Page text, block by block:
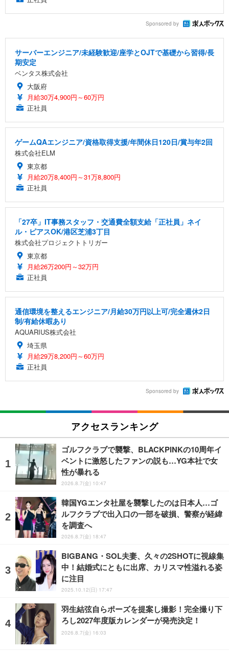
Sponsored by
サーバーエンジニア/未経験歓迎/座学とOJTで基礎から習得/長
期安定
ベンタス株式会社
大阪府
月給30万4,900円～60万円
正社員
ゲームQAエンジニア/資格取得支援/年間休日120日/賞与年2回
株式会社ELM
東京都
月給20万8,400円～31万8,800円
正社員
「27卒」IT事務スタッフ・交通費全額支給「正社員」ネイ
ル・ピアスOK/港区芝浦3丁目
株式会社プロジェクトトリガー
東京都
月給26万200円～32万円
正社員
通信環境を整えるエンジニア/月給30万円以上可/完全週休2日
制/有給休暇あり
AQUARIUS株式会社
埼玉県
月給29万8,200円～60万円
正社員
Sponsored by
アクセスランキング
ゴルフクラブで襲撃、BLACKPINKの10周年イ
ベントに激怒したファンの説も…YG本社で女
性が暴れる
2026.8.7(金) 10:47
韓国YGエンタ社屋を襲撃したのは日本人…ゴ
ルフクラブで出入口の一部を破損、警察が経緯
を調査へ
2026.8.7(金) 18:47
BIGBANG・SOL夫妻、久々の2SHOTに視線集
中！結婚式にともに出席、カリスマ性溢れる姿
に注目
2025.10.12(日) 17:47
羽生結弦自らポーズを提案し撮影！完全撮り下
ろし2027年度版カレンダーが発売決定！
2026.8.7(金) 16:03